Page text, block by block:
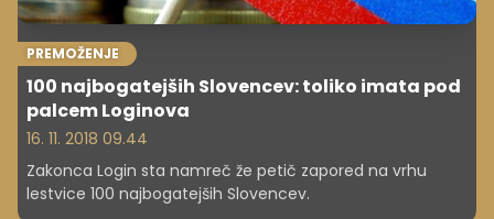
PREMOŽENJE
100 najbogatejših Slovencev: toliko imata pod
palcem Loginova
16. 11. 2018 09.44
Zakonca Login sta namreč že petič zapored na vrhu
lestvice 100 najbogatejših Slovencev.